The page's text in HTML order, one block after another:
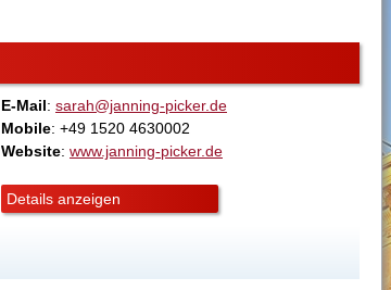
E-Mail: sarah@janning-picker.de
Mobile: +49 1520 4630002
Website: www.janning-picker.de
Details anzeigen